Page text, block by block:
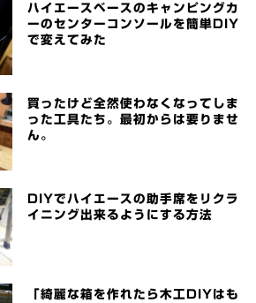
ハイエースベースのキャンピングカ
ーのセンターコンソールを簡単DIY
で変えてみた
買ったけど全然使わなくなってしま
った工具たち。最初からは要りませ
ん。
DIYでハイエースの助手席をリクラ
イニング出来るようにする方法
「綺麗な箱を作れたら木工DIYはも